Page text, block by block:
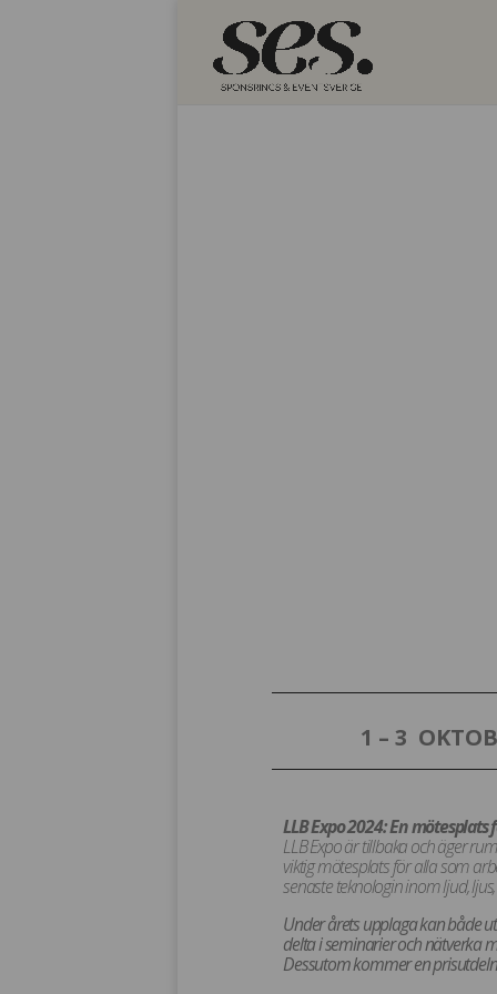
1 – 3
LLB Expo 2024: En
LLB Expo är tillbaka och äger
viktig mötesplats för alla som
senaste teknologin inom ljud,
Under årets upplaga kan både
delta i seminarier och nätverka
Dessutom kommer en